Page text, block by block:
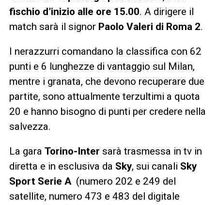
fischio d’inizio alle ore 15.00. A dirigere il
match sarà il signor Paolo Valeri di Roma 2.
I nerazzurri comandano la classifica con 62
punti e 6 lunghezze di vantaggio sul Milan,
mentre i granata, che devono recuperare due
partite, sono attualmente terzultimi a quota
20 e hanno bisogno di punti per credere nella
salvezza.
La gara Torino-Inter sarà trasmessa in tv in
diretta e in esclusiva da Sky, sui canali Sky
Sport Serie A(numero 202 e 249 del
satellite, numero 473 e 483 del digitale